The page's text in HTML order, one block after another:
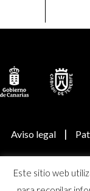
Aviso legal |
© Real
Este sitio web